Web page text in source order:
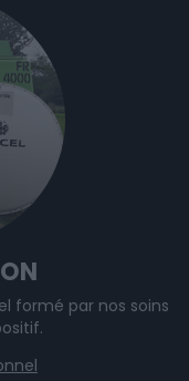
formé par nos soins